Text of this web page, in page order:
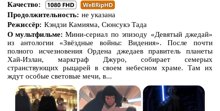
Качество:
Продолжительность: не указана
Режиссёр: Кэндзи Камияма, Сюнсукэ Тада
О мультфильме: Мини-сериал по эпизоду «Девятый джедай»
из антологии «Звёздные войны: Видения». После почти
полного исчезновения Ордена джедаев правитель планеты
Хай-Излан, маркграф Джуро, собирает семерых
странствующих рыцарей в своем небесном храме. Там их
ждут особые световые мечи, в...